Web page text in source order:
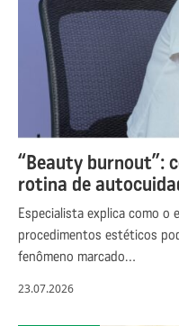
“Beauty burnout”:
rotina de
Especialista explica como o
procedimentos estéticos
fenômeno marcado…
23.07.2026